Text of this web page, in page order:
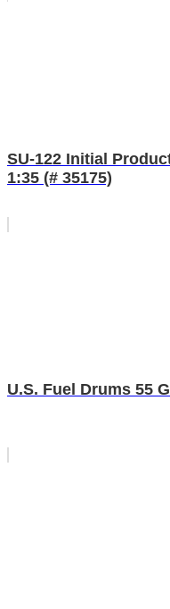
SU-122 Initial
1:35 (# 35175)
U.S. Fuel Drums 55